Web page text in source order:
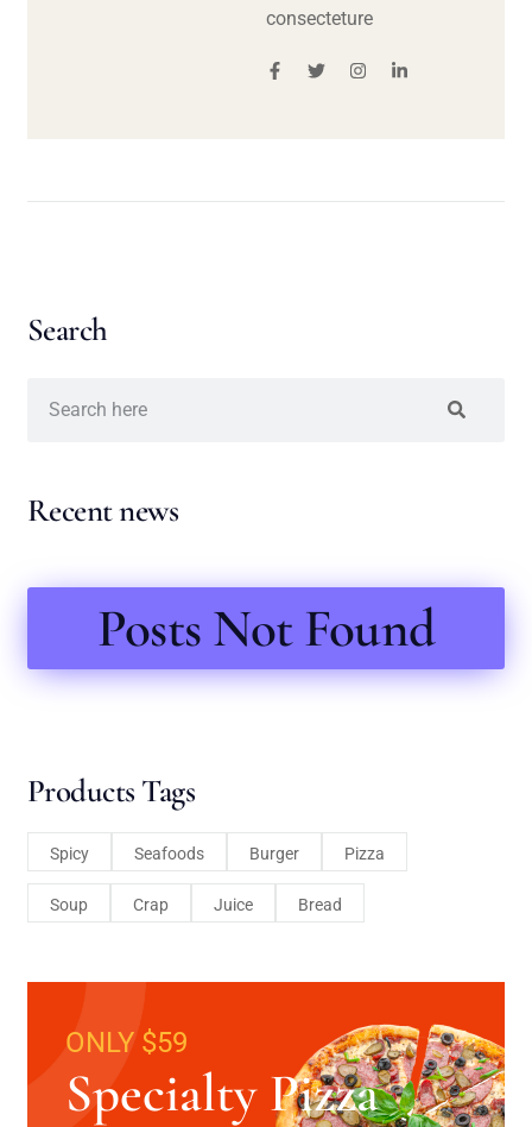
consecteture
Search
Recent news
Posts Not Found
Products Tags
Spicy Seafoods Burger Pizza
Soup Crap Juice Bread
ONLY $59
Specialty Pizza